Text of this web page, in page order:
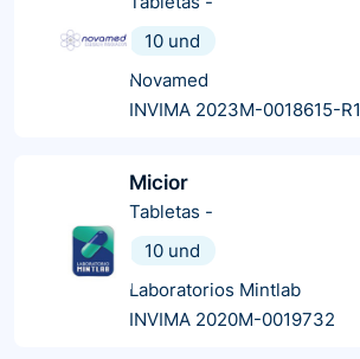
10 und
Novamed
INVIMA 2023M-0018615-R1
Micior
Tabletas -
10 und
Laboratorios Mintlab
INVIMA 2020M-0019732